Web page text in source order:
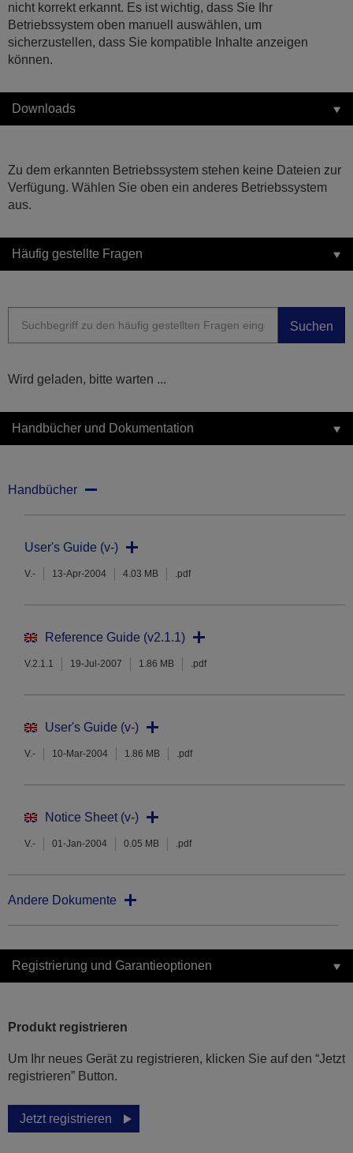
nicht korrekt erkannt. Es ist wichtig, dass Sie Ihr
Betriebssystem oben manuell auswählen, um
sicherzustellen, dass Sie kompatible Inhalte anzeigen
können.
Downloads
Zu dem erkannten Betriebssystem stehen keine Dateien zur
Verfügung. Wählen Sie oben ein anderes Betriebssystem
aus.
Häufig gestellte Fragen
Suchen
Wird geladen, bitte warten ...
Handbücher und Dokumentation
Handbücher
User's Guide (v-)
V.- 13-Apr-2004 4.03 MB .pdf
Reference Guide (v2.1.1)
V.2.1.1 19-Jul-2007 1.86 MB .pdf
User's Guide (v-)
V.- 10-Mar-2004 1.86 MB .pdf
Notice Sheet (v-)
V.- 01-Jan-2004 0.05 MB .pdf
Andere Dokumente
Registrierung und Garantieoptionen
Produkt registrieren
Um Ihr neues Gerät zu registrieren, klicken Sie auf den “Jetzt
registrieren” Button.
Jetzt registrieren